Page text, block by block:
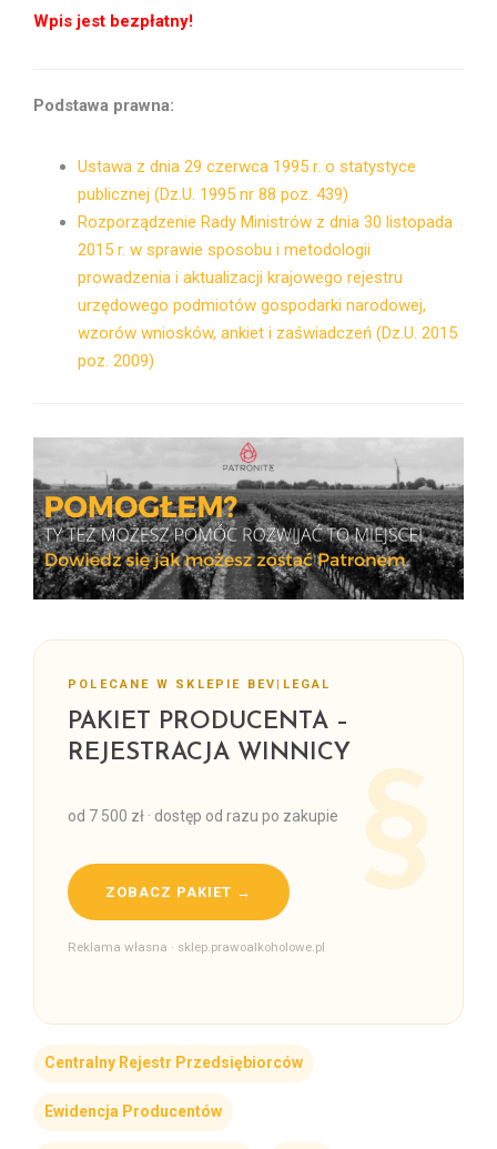
Wpis jest bezpłatny!
Podstawa prawna:
Ustawa z dnia 29 czerwca 1995 r. o statystyce
publicznej (Dz.U. 1995 nr 88 poz. 439)
Rozporządzenie Rady Ministrów z dnia 30 listopada
2015 r. w sprawie sposobu i metodologii
prowadzenia i aktualizacji krajowego rejestru
urzędowego podmiotów gospodarki narodowej,
wzorów wniosków, ankiet i zaświadczeń (Dz.U. 2015
poz. 2009)
POLECANE W SKLEPIE BEV|LEGAL
PAKIET PRODUCENTA –
REJESTRACJA WINNICY
od 7 500 zł · dostęp od razu po zakupie
ZOBACZ PAKIET →
Reklama własna · sklep.prawoalkoholowe.pl
Centralny Rejestr Przedsiębiorców
Ewidencja Producentów